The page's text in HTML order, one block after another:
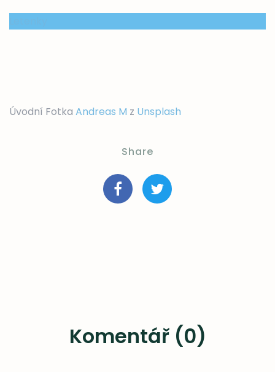
Úvodní Fotka Andreas M z Unsplash
Share
Komentář (0)